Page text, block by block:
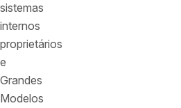
sistemas
internos
proprietários
e
Grandes
Modelos